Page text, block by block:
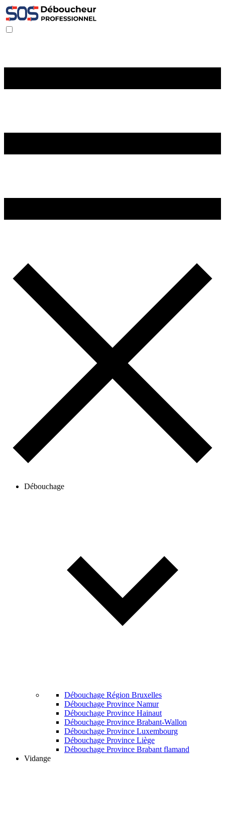
Débouchage
Débouchage Région Bruxelles
Débouchage Province Namur
Débouchage Province Hainaut
Débouchage Province Brabant-Wallon
Débouchage Province Luxembourg
Débouchage Province Liège
Débouchage Province Brabant flamand
Vidange